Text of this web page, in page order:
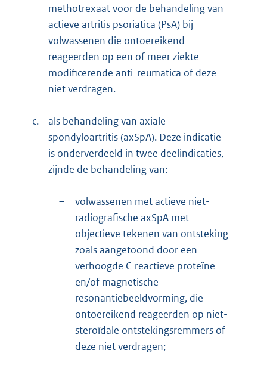
methotrexaat voor de behandeling van
actieve artritis psoriatica (PsA) bij
volwassenen die ontoereikend
reageerden op een of meer ziekte
modificerende anti-reumatica of deze
niet verdragen.
c.
als behandeling van axiale
spondyloartritis (axSpA). Deze indicatie
is onderverdeeld in twee deelindicaties,
zijnde de behandeling van:
–
volwassenen met actieve niet-
radiografische axSpA met
objectieve tekenen van ontsteking
zoals aangetoond door een
verhoogde C-reactieve proteïne
en/of magnetische
resonantiebeeldvorming, die
ontoereikend reageerden op niet-
steroïdale ontstekingsremmers of
deze niet verdragen;